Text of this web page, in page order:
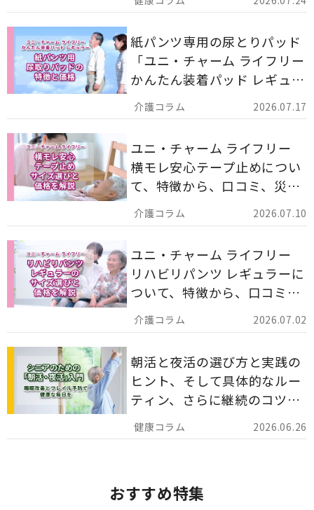
す。
2026.07.17
紙パンツ専用の尿とりパッド
「ユニ・チャーム ライフリー
かんたん装着パッド レギュラ
ー 計162枚」について解説し
ます。
2026.07.10
ユニ・チャーム ライフリー
横モレ安心テープ止めについ
て、特徴から、口コミ、災害
備蓄としての活用法まで分か
りやすく解説します。
2026.07.02
ユニ・チャーム ライフリー
リハビリパンツ レギュラーに
ついて、特徴から、口コミ、
災害備蓄としての活用法まで
分かりやすく解説します。
2026.06.26
朝活と夜活の選び方と実践の
ヒント、そして具体的なルー
ティン、さらに継続のコツま
でを詳しくご紹介します。
おすすめ特集